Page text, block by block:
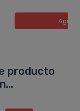
producto